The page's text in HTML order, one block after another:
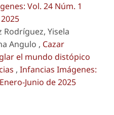
Vol. 24 Núm. 1
Rodríguez, Yisela
Angulo , Cazar
el mundo distópico
, Infancias Imágenes:
Junio de 2025